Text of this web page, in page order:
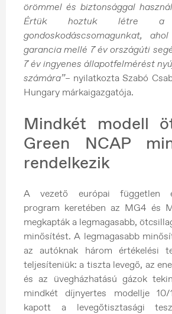
örömmel és biztonsággal
Értük hoztuk létre a
gondoskodáscsomagunkat,
garancia mellé 7 év országúti
7 év ingyenes állapotfelmérést
számára”– nyilatkozta Szabó
Hungary márkaigazgatója.
Mindkét modell
Green NCAP
rendelkezik
A vezető európai független
program keretében az MG4 és
megkapták a legmagasabb,
minősítést. A legmagasabb
az autóknak három értékelési
teljesíteniük: a tiszta levegő, az
és az üvegházhatású gázok
mindkét díjnyertes modellje 10/
kapott a levegőtisztasági